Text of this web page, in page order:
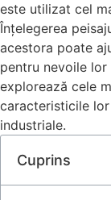
este utilizat cel
Înțelegerea
acestora poate
pentru nevoile
explorează cele
caracteristicile
industriale.
Cuprins